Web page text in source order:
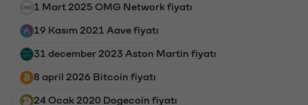
1 Mart 2025 OMG Network fiyatı
19 Kasım 2021 Aave fiyatı
31 december 2023 Aston Martin fiyatı
8 april 2026 Bitcoin fiyatı
24 Ocak 2020 Dogecoin fiyatı